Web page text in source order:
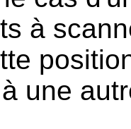
à
une